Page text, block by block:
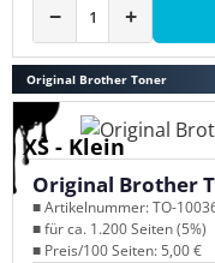
− +
Original Brother Toner
XS - Klein
Original Brother
■ Artikelnummer: TO-
■ für ca. 1.200 Seiten (5%)
■ Preis/100 Seiten: 5,00 €